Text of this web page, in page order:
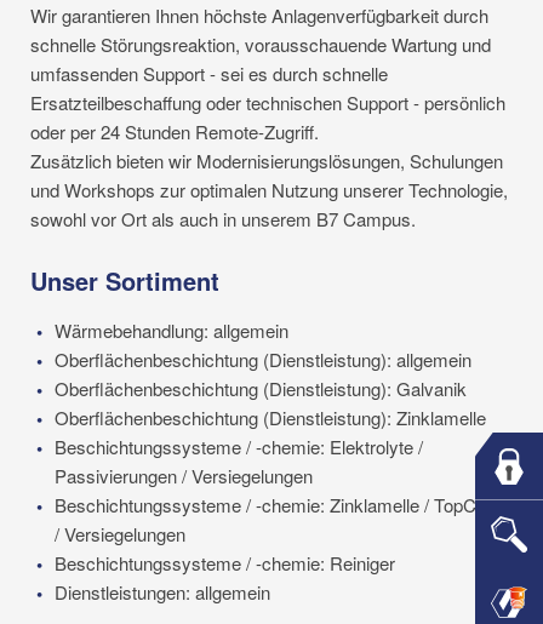
Wir garantieren Ihnen höchste Anlagenverfügbarkeit durch
schnelle Störungsreaktion, vorausschauende Wartung und
umfassenden Support - sei es durch schnelle
Ersatzteilbeschaffung oder technischen Support - persönlich
oder per 24 Stunden Remote-Zugriff.
Zusätzlich bieten wir Modernisierungslösungen, Schulungen
und Workshops zur optimalen Nutzung unserer Technologie,
sowohl vor Ort als auch in unserem B7 Campus.
Unser Sortiment
Wärmebehandlung: allgemein
Oberflächenbeschichtung (Dienstleistung): allgemein
Oberflächenbeschichtung (Dienstleistung): Galvanik
Oberflächenbeschichtung (Dienstleistung): Zinklamelle
Beschichtungssysteme / -chemie: Elektrolyte /
Passivierungen / Versiegelungen
Beschichtungssysteme / -chemie: Zinklamelle / TopCoats
/ Versiegelungen
Beschichtungssysteme / -chemie: Reiniger
Dienstleistungen: allgemein